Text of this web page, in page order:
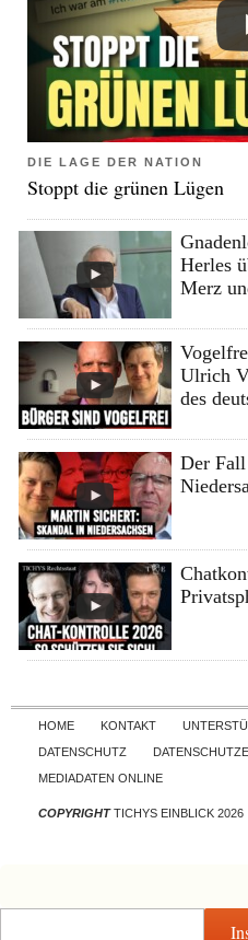
DIE LAGE DER NATION
Stoppt die grünen Lügen
Herles
Merz
Ulrich
des
Der
HOME KONTAKT
DATENSCHUTZ
MEDIADATEN ONLINE
COPYRIGHTTICHYS EINBLICK 2026